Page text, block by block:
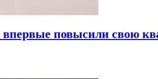
впервые повысили свою